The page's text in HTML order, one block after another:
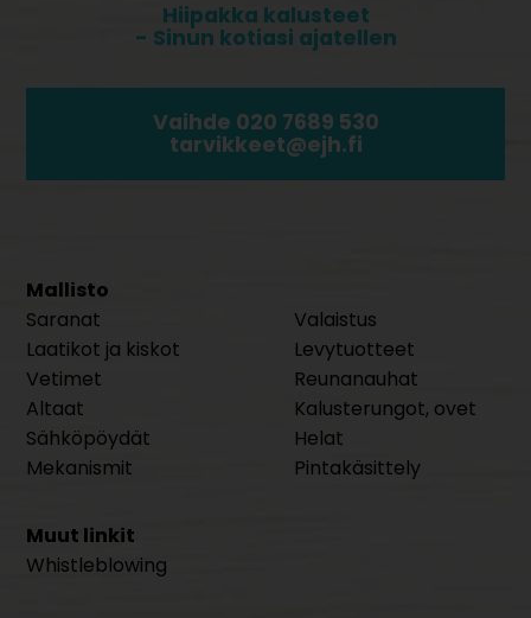
Hiipakka kalusteet
- Sinun kotiasi ajatellen
Vaihde 020 7689 530
tarvikkeet@ejh.fi
Mallisto
Saranat
Laatikot ja kiskot
Vetimet
Altaat
Sähköpöydät
Mekanismit
Valaistus
Levytuotteet
Reunanauhat
Kalusterungot, ovet
Helat
Pintakäsittely
Muut linkit
Whistleblowing